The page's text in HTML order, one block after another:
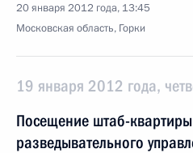
20 января 2012 года, 13:45
Московская область, Горки
19 января 2012 года,
Посещение штаб-квартиры
разведывательного